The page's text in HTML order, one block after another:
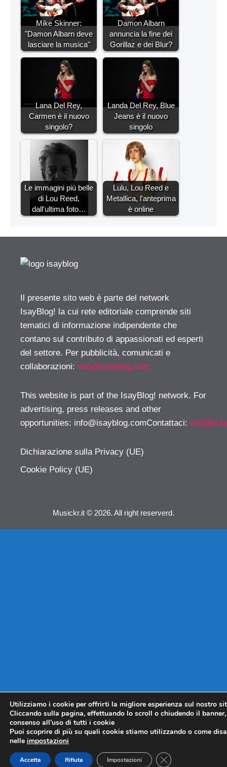
Mike Skinner:
"Damon Albarn deve
lasciare la musica"
Damon Albarn
annuncia la fine dei
Gorillaz e dei Blur?
Lana Del Rey,
Carmen è il nuovo
singolo?
Landa Del Rey, Blue
Jeans è il nuovo
singolo
Le immagini più belle
di Lou Reed,
dall'ultima foto…
Lulu, Lou Reed e
Metallica, l'anteprima
è online
Il presente sito web è parte del network
IsayBlog! la cui rete editoriale comprende siti
tematici di informazione indipendente che
contano sul contributo di appassionati ed esperti
del settore. Per pubblicità, comunicati e
collaborazioni: info@isayblog.com
This website is part of the IsayBlog! network. For
advertising, press releases and other
opportunities: info@isayblog.comContattaci:
Dichiarazione sulla Privacy (UE)
Cookie Policy (UE)
Musickr.it © 2026. All right reserverd.
Utilizziamo i cookie per offrirti la migliore esperienza sul nostro
Cliccando sulla pagina, effettuando lo scroll o chiudendo il
consenso all’uso di tutti i cookie
Puoi scoprire di più su quali cookie stiamo utilizzando o come
nelle impostazioni
Accetta Rifiuta Impostazioni CLOSE GDPR